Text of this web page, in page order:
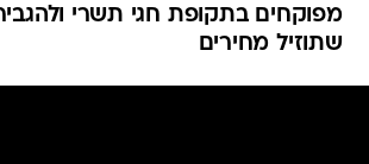
מפוקחים בתקופת חגי תשרי
שתוזיל מחירים